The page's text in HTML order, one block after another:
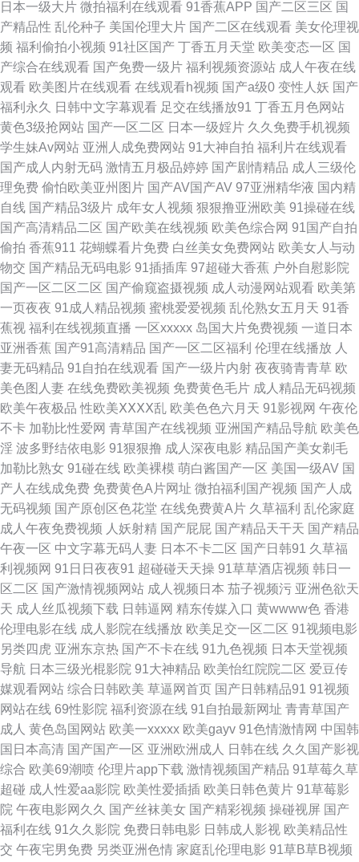
99色资源 91小视片 午夜成人a电影 91看视频网站蜜桃 久久香蕉综合操网 福
瑞超逼碰碰 伊人网站 先锋AV爽爽爽 青草人妻91 麻豆吴梦梦视频 久久精国
产三级 欧亚色图999 草莓网页免费观看 天堂AB中文 91福利伦理影院 精品粉
嫩久久懂色 久九精品 国产日韩丝袜精品网址 国产日日夜夜艹 国产少妇被躁
视频 国产色成 伊人大香蕉情爱 91人人妻人人超 国产精品韩日 五月婷婷色网
91成人蜜桃在线 日本性生活电器影 超碰性导航 91原视频在线播放 最新成人
在线免费网址 传媒一级片 狼友福利社 国产福利网站导航 综合久久国产成人
视频 91下载成人 激情综合色五月一区 国产精品视频一区二区三区麻豆传媒
欧美日韩一本递影视 能免费看电视的网站 国产精品视频第二页 亚洲91视频
蝌科 天美嘛豆mv 波多野衣A片 久久国产精品首页 福利社禁片 黄色精品国产
一区二区 老湿浮力院 午夜福利五月天 韩日三级 变态另类第二页 91网页免费
在线观看 美女又黄又白的网站 黑丝年轻少妇被狠狠后入 国产精品成人免费
观看 99精 中文字幕第一页 蜜桃久久av一区 欧美乱交一区二区 超碰香蕉网
国产精品自拍三级在线 亚洲精品黄网 91豆花高潮 精品国产美女主播福利 bt
种子下载网站 成人精品在线18 韩日一区二区三卡 丝袜白虎 91国产视频大全
久久婷婷综合精品 91色视 成人日本免费福利av 日韩18在线观看 91AV不卡
在线 欧美日韩重口味免费 天堂电影迅雷下载bt 国产精品首页首页 精品国产
久久久久久 爆操白虎 欧美韩日国产 青青网在线黄色片 麻豆旅游啪啪 欧美日
韩国产成人在线 自拍超碰 麻豆911 白丝足交 九一视频在 韩日AV免费影院 肏
屄网站 日本永久视频 一区二区.91成人 激情小说QVODAV 狠狠地日狠狠地操
国产福利网 3级网站免费大全 伊人青青 草逼的视频 欧美一卡在线观看 亚洲
一区在线 精品久久亚洲女厕 91免费链接 97资源视频总站 欧洲孰妇六区 亚洲
日本一级大片 微拍福利在线观看 91香蕉APP 国产二区三区 国
产精品性 乱伦种子 美国伦理大片 国产二区在线观看 美女伦理视
频 福利偷拍小视频 91社区国产 丁香五月天堂 欧美变态一区 国
产综合在线观看 国产免费一级片 福利视频资源站 成人午夜在线
观看 欧美图片在线观看 在线观看h视频 国产a级0 变性人妖 国产
福利永久
日韩中文字幕观看 足交在线播放91 丁香五月色网站
黄色3级抢网站 国产一区二区 日本一级婬片 久久免费手机视频
学生妹Av网站 亚洲人成免费网站 91大神自拍 福利片在线观看
国产成人内射无码 激情五月极品婷婷 国产剧情精品 成人三级伦
理免费 偷怕欧美亚州图片 国产AV国产AV 97亚洲精华液 国内精
自线 国产精品3级片 成年女人视频 狠狠撸亚洲欧美 91操碰在线
国产高清精品二区 国产欧美在线视频 欧美色综合网 91国产自拍
偷拍 香蕉911 花蝴蝶看片免费 白丝美女免费网站 欧美女人与动
物交 国产精品无码电影 91插插库 97超碰大香蕉 户外自慰影院
国产一区二区二区 国产偷窥盗摄视频 成人动漫网站观看 欧美第
一页夜夜 91成人精品视频 蜜桃爱爱视频 乱伦熟女五月天 91香
蕉视 福利在线视频直播 一区xxxxx 岛国大片免费视频 一道日本
亚洲香蕉 国产91高清精品 国产一区二区福利 伦理在线播放 人
妻无码精品 91自拍在线观看 国产一级片内射 夜夜骑青青草 欧
美色图人妻 在线免费欧美视频 免费黄色毛片 成人精品无码视频
欧美午夜极品 性欧美ⅩⅩⅩⅩ乱 欧美色色六月天 91影视网 午夜伦
不卡 加勒比性爱网 青草国产在线视频 亚洲国产精品导航 欧美色
淫 波多野结依电影 91狠狠撸 成人深夜电影 精品国产美女剃毛
加勒比熟女 91碰在线 欧美裸模 萌白酱国产一区 美国一级AV 国
产人在线成免费 免费黄色A片网址 微拍福利国产视频 国产人成
无码视频 国产原创区色花堂 在线免费黄A片 久草福利 乱伦家庭
成人午夜免费视频 人妖射精 国产屁屁 国产精品天干天 国产精品
午夜一区 中文字幕无码人妻 日本不卡二区 国产日韩91 久草福
利视频网 91日日夜夜91 超碰碰天天操 91草草酒店视频 韩日一
区二区 国产激情视频网站 成人视频日本 茄子视频污 亚洲色欲天
天 成人丝瓜视频下载 日韩逼网 精东传媒入口 黄wwww色 香港
伦理电影在线 成人影院在线播放 欧美足交一区二区 91视频电影
另类四虎 亚洲东京热 国产不卡在线 91九色视频 日本天堂视频
导航 日本三级光棍影院 91大神精品 欧美怡红院院二区 爱豆传
媒观看网站 综合日韩欧美 草逼网首页 国产日韩精品91 91视频
网站在线 69性影院 福利资源在线 91自拍最新网址 青青草国产
成人 黄色岛国网站 欧美一xxxxx 欧美gayv 91色情激情网 中国韩
国日本高清 国产国产一区 亚洲欧洲成人 日韩在线 久久国产影视
综合 欧美69潮喷 伦理片app下载 激情视频国产精品 91草莓久草
超碰 成人性爱aa影院 欧美性爱插插 欧美日韩色黄片 91草莓影
院 午夜电影网久久 国产丝袜美女 国产精彩视频 操碰视屏 国产
福利在线 91久久影院 免费日韩电影 日韩成人影视 欧美精品性
交 午夜宅男免费 另类亚洲色情 家庭乱伦理电影 91草B草B视频